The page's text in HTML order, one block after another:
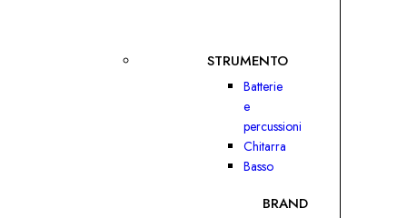
STRUMENTO
Batterie
e
percussioni
Chitarra
Basso
BRAND